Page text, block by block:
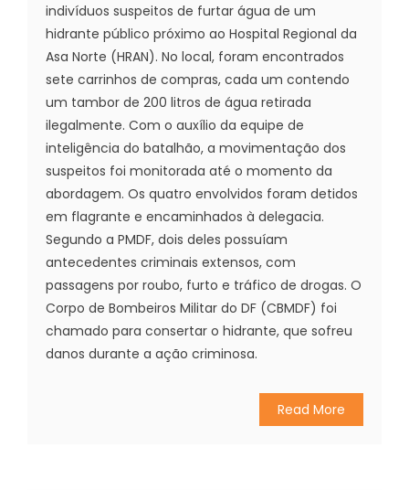
indivíduos suspeitos de furtar água de um
hidrante público próximo ao Hospital Regional da
Asa Norte (HRAN). No local, foram encontrados
sete carrinhos de compras, cada um contendo
um tambor de 200 litros de água retirada
ilegalmente. Com o auxílio da equipe de
inteligência do batalhão, a movimentação dos
suspeitos foi monitorada até o momento da
abordagem. Os quatro envolvidos foram detidos
em flagrante e encaminhados à delegacia.
Segundo a PMDF, dois deles possuíam
antecedentes criminais extensos, com
passagens por roubo, furto e tráfico de drogas. O
Corpo de Bombeiros Militar do DF (CBMDF) foi
chamado para consertar o hidrante, que sofreu
danos durante a ação criminosa.
Read More